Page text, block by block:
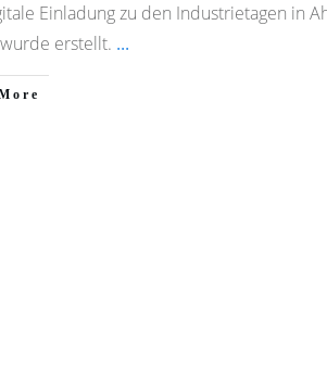
Einladung zu den Industrietagen in
erstellt. ...